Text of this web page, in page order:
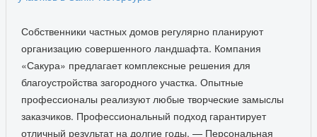
Собственники частных домов регулярно планируют
организацию совершенного ландшафта. Компания
«Сакура» предлагает комплексные решения для
благоустройства загородного участка. Опытные
профессионалы реализуют любые творческие замыслы
заказчиков. Профессиональный подход гарантирует
отличный результат на долгие годы. — Персональная